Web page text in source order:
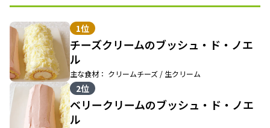
1位
チーズクリームのブッシュ・ド・ノエ
ル
主な食材： クリームチーズ / 生クリーム
2位
ベリークリームのブッシュ・ド・ノエ
ル